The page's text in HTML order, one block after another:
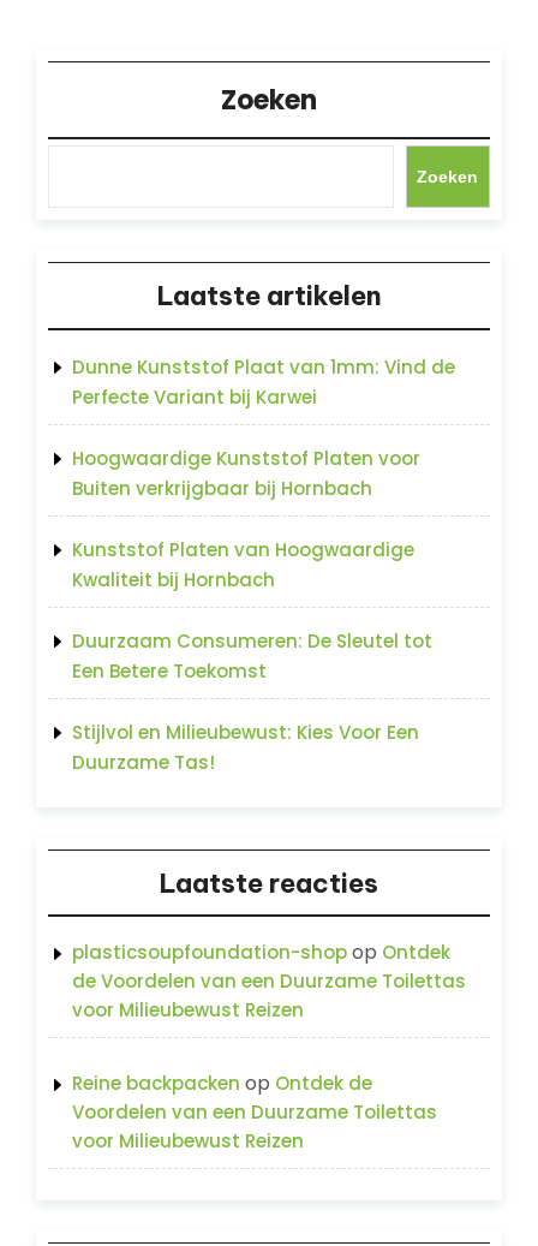
Zoeken
Zoeken
Laatste artikelen
Dunne Kunststof Plaat van 1mm: Vind de
Perfecte Variant bij Karwei
Hoogwaardige Kunststof Platen voor
Buiten verkrijgbaar bij Hornbach
Kunststof Platen van Hoogwaardige
Kwaliteit bij Hornbach
Duurzaam Consumeren: De Sleutel tot
Een Betere Toekomst
Stijlvol en Milieubewust: Kies Voor Een
Duurzame Tas!
Laatste reacties
plasticsoupfoundation-shopop Ontdek
de Voordelen van een Duurzame Toilettas
voor Milieubewust Reizen
Reine backpacken op Ontdek de
Voordelen van een Duurzame Toilettas
voor Milieubewust Reizen